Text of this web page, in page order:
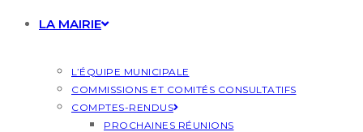
LA MAIRIE
L’ÉQUIPE MUNICIPALE
COMMISSIONS ET COMITÉS CONSULTATIFS
COMPTES-RENDUS
PROCHAINES RÉUNIONS